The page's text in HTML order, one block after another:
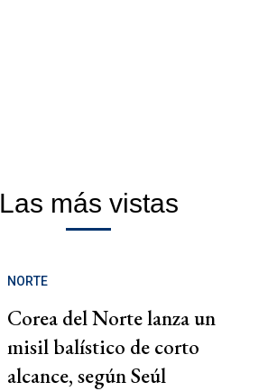
Las más vistas
NORTE
Corea del Norte lanza un
misil balístico de corto
alcance, según Seúl